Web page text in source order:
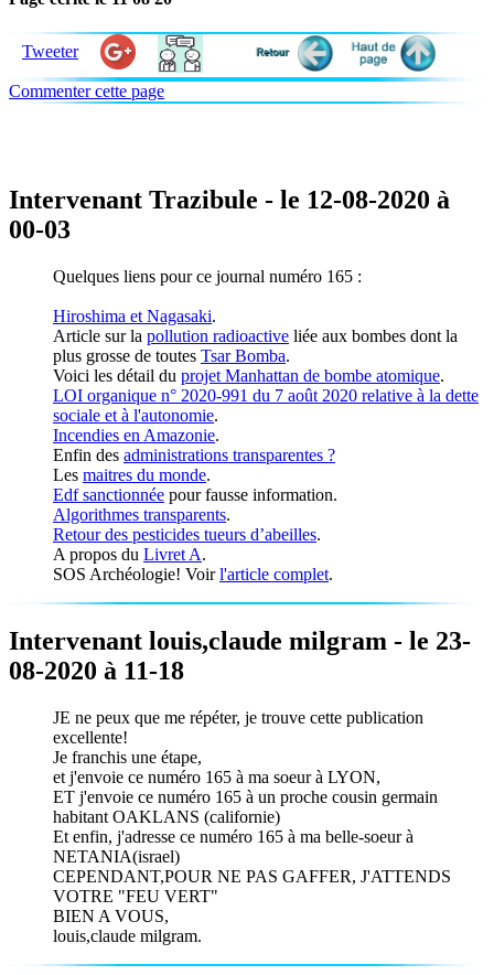
Tweeter
Commenter cette page
Intervenant Trazibule - le 12-08-2020 à
00-03
Quelques liens pour ce journal numéro 165 :
Hiroshima et Nagasaki.
Article sur la pollution radioactive liée aux bombes dont la
plus grosse de toutes Tsar Bomba.
Voici les détail du projet Manhattan de bombe atomique.
LOI organique n° 2020-991 du 7 août 2020 relative à la dette
sociale et à l'autonomie.
Incendies en Amazonie.
Enfin des administrations transparentes ?
Les maitres du monde.
Edf sanctionnée pour fausse information.
Algorithmes transparents.
Retour des pesticides tueurs d’abeilles.
A propos du Livret A.
SOS Archéologie! Voirl'article complet.
Intervenant louis,claude milgram - le 23-
08-2020 à 11-18
JE ne peux que me répéter, je trouve cette publication
excellente!
Je franchis une étape,
et j'envoie ce numéro 165 à ma soeur à LYON,
ET j'envoie ce numéro 165 à un proche cousin germain
habitant OAKLANS (californie)
Et enfin, j'adresse ce numéro 165 à ma belle-soeur à
NETANIA(israel)
CEPENDANT,POUR NE PAS GAFFER, J'ATTENDS
VOTRE "FEU VERT"
BIEN A VOUS,
louis,claude milgram.